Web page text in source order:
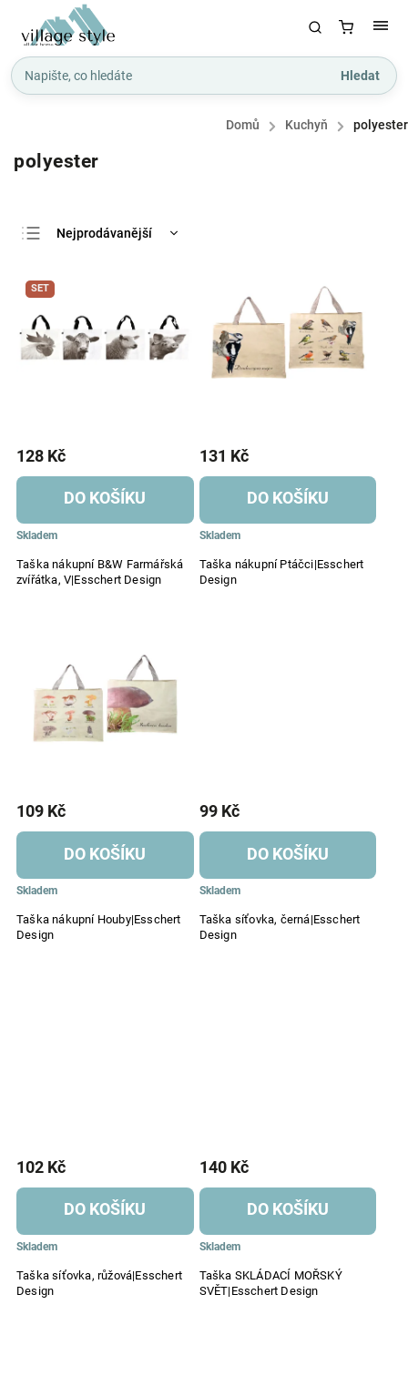
Hledat
Domů / Kuchyň / polyester
polyester
Nejprodávanější
Abecedně
SET
Taška nákupní B&W Farmářská
zvířátka, V|Esschert Design
Skladem
128 Kč
DO KOŠÍKU
Taška nákupní Ptáčci|Esschert
Design
Skladem
131 Kč
DO KOŠÍKU
Taška nákupní Houby|Esschert
Design
Skladem
109 Kč
DO KOŠÍKU
Taška síťovka, černá|Esschert
Design
Skladem
99 Kč
DO KOŠÍKU
Taška síťovka, růžová|Esschert
Design
Skladem
102 Kč
DO KOŠÍKU
Taška SKLÁDACÍ MOŘSKÝ
SVĚT|Esschert Design
Skladem
140 Kč
DO KOŠÍKU